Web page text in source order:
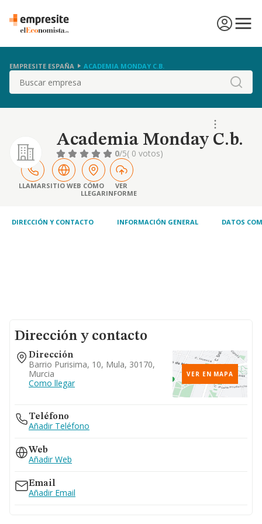
EMPRESITE ESPAÑA ACADEMIA MONDAY C.B.
Buscar
Academia Monday C.b.
0/5( 0 votos)
LLAMARSITIO WEB CÓMO
LLEGAR
VER
INFORME
DIRECCIÓN Y CONTACTO INFORMACIÓN GENERAL DATOS
Dirección y contacto
Dirección
Barrio Purisima, 10, Mula, 30170,
Murcia
Como llegar
VER EN MAPA
Teléfono
Añadir Teléfono
Web
Añadir Web
Email
Añadir Email